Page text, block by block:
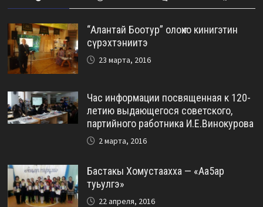
“Алантай Боотур” олоҥхо кинигэтин
сүрэхтэниитэ
23 марта, 2016
Час информации посвященная к 120-
летию выдающегося советского,
партийного работника И.Е.Винокурова
2 марта, 2016
Бастакы Хомустаахха — «Аа5ар
туьулгэ»
22 апреля, 2016